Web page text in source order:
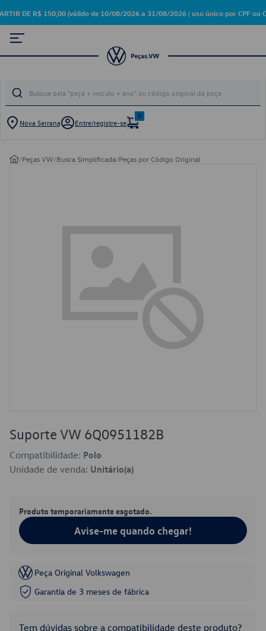
DE R$ 150,00 (válido de 10/08/2026 a 31/08/2026 | uso único por CPF ou
Nova Serrana Entre/registre-se
0
/Peças VW/Busca Simplificada/Peças por Código Original
Suporte VW 6Q0951182B
Compatibilidade: Polo
Unidade de venda: Unitário(a)
Produto temporariamente esgotado.
Avise-me quando chegar!
Peça Original Volkswagen
Garantia de 3 meses de fábrica
Tem dúvidas sobre a compatibilidade deste produto?